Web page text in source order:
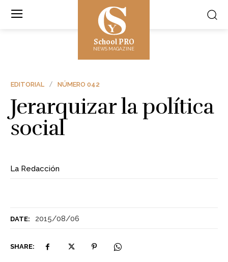
School PRO
NEWS MAGAZINE
DATE: 2015/08/06
SHARE:
EDITORIAL NÚMERO 042
Jerarquizar la política
social
La Redacción